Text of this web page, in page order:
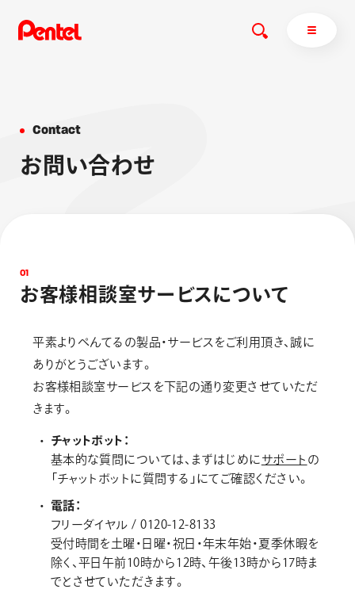
シャープペン
ブラッシュ（筆）
画材
その他
メッセージ
運営会社
Contact
お 問 い合わせ
01
お客様相 談室サー ビス について
平素よりぺんてるの製品・サービスをご利用頂き、誠に
ありがとうございます。
お客様相談室サービスを下記の通り変更させていただ
きます。
チャットボット：
基本的な質問については、まずはじめに サポート の
「チャットボットに質問する」にてご確認ください。
電話：
フリーダイヤル / 0120-12-8133
受付時間を土曜・日曜・祝日・年末年始・夏季休暇を
除く、平日午前10時から12時、午後13時から17時ま
でとさせていただきます。